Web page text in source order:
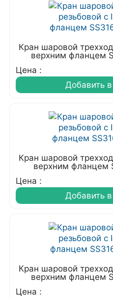
Кран шаровой
верхним фланцем
Цена :
Добавить
Кран шаровой
верхним фланцем
Цена :
Добавить
Кран шаровой
верхним фланцем
Цена :